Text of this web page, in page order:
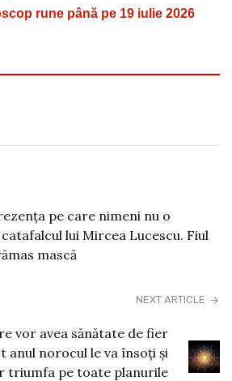
rune până pe 19 iulie 2026
pe care nimeni nu o
lui Mircea Lucescu. Fiul
mască
NEXT ARTICLE
vor avea sănătate de fier
anul norocul le va însoți și
triumfa pe toate planurile